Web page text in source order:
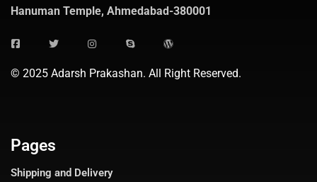
Hanuman Temple, Ahmedabad-380001
© 2025 Adarsh Prakashan. All Right Reserved.
Pages
Shipping and Delivery